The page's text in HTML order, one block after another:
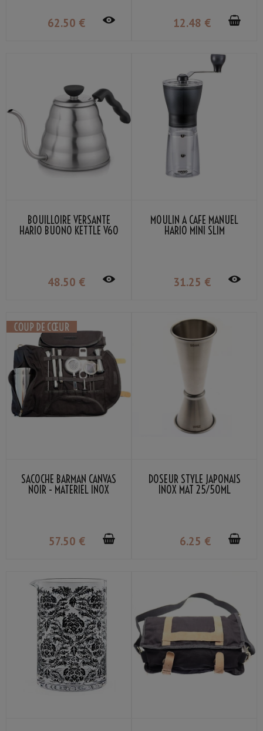
62.50 € 12.48 €
BOUILLOIRE VERSANTE
HARIO BUONO KETTLE V60
48.50 €
MOULIN À CAFÉ MANUEL
HARIO MINI SLIM
31.25 €
SACOCHE BARMAN CANVAS
NOIR - MATERIEL INOX
57.50 €
DOSEUR STYLE JAPONAIS
INOX MAT 25/50ML
6.25 €